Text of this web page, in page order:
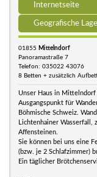
Internetseite
Geografische Lage
01855 Mittelndorf
Panoramastraße 7
Telefon: 035022 43076
8 Betten + zusätzlich
Unser Haus in
Ausgangspunkt für
Böhmische Schweiz.
Lichtenhainer Wasserfall,
Affensteinen.
Sie können bei uns eine
(bzw. je 2 Schlafzimmer)
Ein täglicher